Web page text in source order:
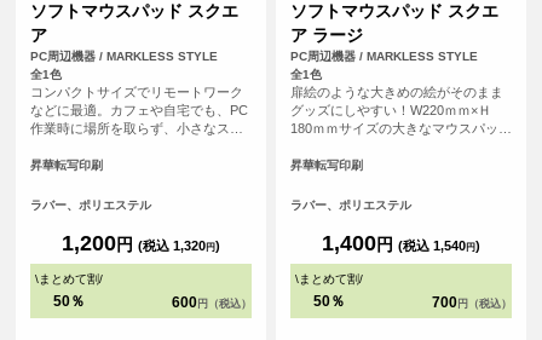
ソフトマウスパッド スクエ
ア
PC周辺機器 / MARKLESS STYLE
全1色
コンパクトサイズでリモートワーク
などに最適。カフェや自宅でも、PC
作業時に場所を取らず、小さなスペ
パッドです。
昇華転写印刷
ラバー、ポリエステル
1,200円 (税込 1,320円)
\まとめて割/
50％ 600 円（税込）
ソフトマウスパッド スクエ
ア ラージ
PC周辺機器 / MARKLESS STYLE
全1色
扉絵のような大きめの絵がそのまま
グッズにしやすい！W220ｍｍ×Ｈ
180ｍｍサイズの大きなマウスパッド
パソコンにもゆったり使えるサイズ
ることができます。
昇華転写印刷
ラバー、ポリエステル
1,400円 (税込 1,540円)
\まとめて割/
50％ 700 円（税込）